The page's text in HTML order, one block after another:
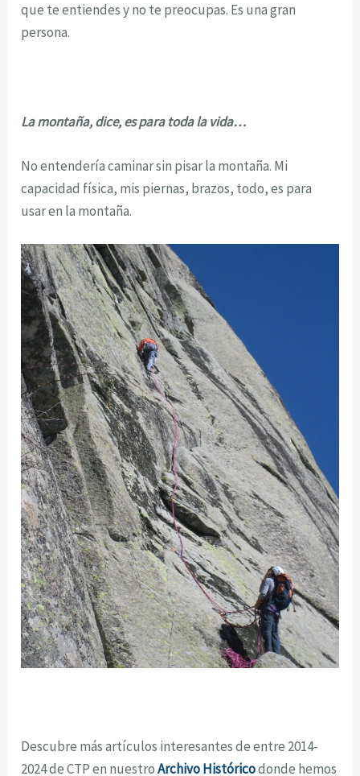
que te entiendes y no te preocupas. Es una gran
persona.
La montaña, dice, es para toda la vida…
No entendería caminar sin pisar la montaña. Mi
capacidad física, mis piernas, brazos, todo, es para
usar en la montaña.
Descubre más artículos interesantes de entre 2014-
2024 de CTP en nuestroArchivo Históricodonde hemos